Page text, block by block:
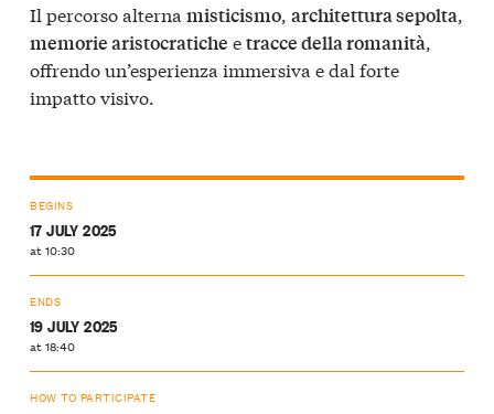
Il percorso alterna misticismo, architettura sepolta,
memorie aristocratiche etracce della romanità,
offrendo un’esperienza immersiva e dal forte
impatto visivo.
BEGINS
17 JULY 2025
at 10:30
ENDS
19 JULY 2025
at 18:40
HOW TO PARTICIPATE